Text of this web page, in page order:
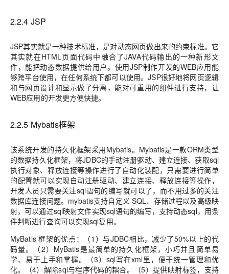
2.2.4 JSP
JSP其实就是一种技术标准，是对动态网页做出来的约束标准。它
其实就在HTML页面代码中融合了JAVA代码输出的一种新形文
件，能把动态数据提供给用户。使用JSP制作开发的WEB应用能
够跨平台使用，在任何系统下都可以使用。JSP很好地将网页逻辑
和与网页设计和显示做了分离，能对可重用的组件进行支持，让
WEB应用的开发更方便快捷。
2.2.5 Mybatis框架
该系统开发的持久化框架采用Mybatis。Mybatis是一款ORM类型
的数据持久化框架，将JDBC的手动注册驱动、建立连接、获取sql
执行对象、释放连接等操作进行了自动化装配，只需要进行简单
的配置就可以实现自动注册驱动、建立连接、释放连接等操作，
开发人员只需要关注sql语句的编写就可以了，而不用过多的关注
数据库连接问题。mybatis支持自定义 SQL、存储过程以及高级映
射，可以通过sql映射文件实现sql语句的编写，支持动态sql，用条
件判断进行查询可以实现sql复用。
MyBatis 框架的优点：（1）与JDBC相比，减少了50%以上的代
码量。（2）MyBatis是最简单的持久化框架，小巧并且简单易
学、易于上手和掌握。（3）sql写在xml里，便于统一管理和优
化。（4）解除sql与程序代码的耦合。（5）提供映射标签，支持